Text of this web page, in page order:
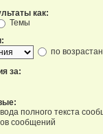
как:
Темы
по
за:
полного текста
сообщений